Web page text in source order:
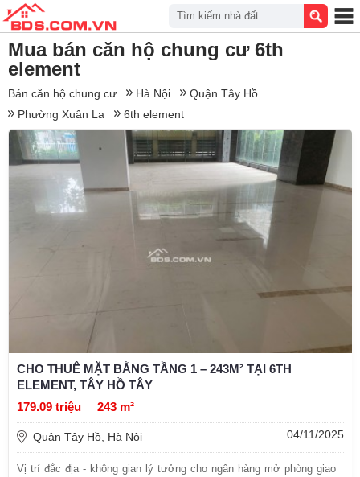
Mua bán căn hộ chung cư 6th
element
Bán căn hộ chung cư Hà Nội
Quận Tây Hồ
Phường Xuân La
6th element
CHO THUÊ MẶT BẰNG TẦNG 1 – 243M² TẠI 6TH
ELEMENT, TÂY HỒ TÂY
179.09 triệu
243 m²
Quận Tây Hồ, Hà Nội 04/11/2025
Vị trí đắc địa - không gian lý tưởng cho ngân hàng mở phòng giao
Tìm kiếm nhà đất